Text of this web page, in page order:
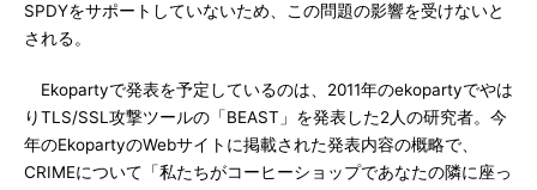
SPDYをサポートしていないため、この問題の影響を受けないと
される。
Ekopartyで発表を予定しているのは、2011年のekopartyでやは
りTLS/SSL攻撃ツールの「BEAST」を発表した2人の研究者。今
年のEkopartyのWebサイトに掲載された発表内容の概略で、
CRIMEについて「私たちがコーヒーショップであなたの隣に座っ